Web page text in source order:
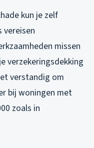
kun je zelf
vereisen
missen
verzekeringsdekking
verstandig om
bij woningen met
zoals in